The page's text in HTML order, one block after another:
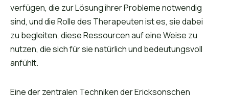
verfügen, die zur Lösung ihrer Probleme notwendig
sind, und die Rolle des Therapeuten ist es, sie dabei
zu begleiten, diese Ressourcen auf eine Weise zu
nutzen, die sich für sie natürlich und bedeutungsvoll
anfühlt.
Eine der zentralen Techniken der Ericksonschen